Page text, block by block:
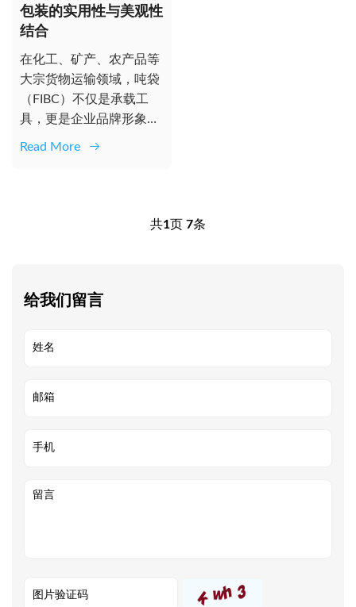
包装的实用性与美观性
结合
在化工、矿产、农产品等
大宗货物运输领域，吨袋
（FIBC）不仅是承载工
具，更是企业品牌形象与
Read More
共1页 7条
给我们留言